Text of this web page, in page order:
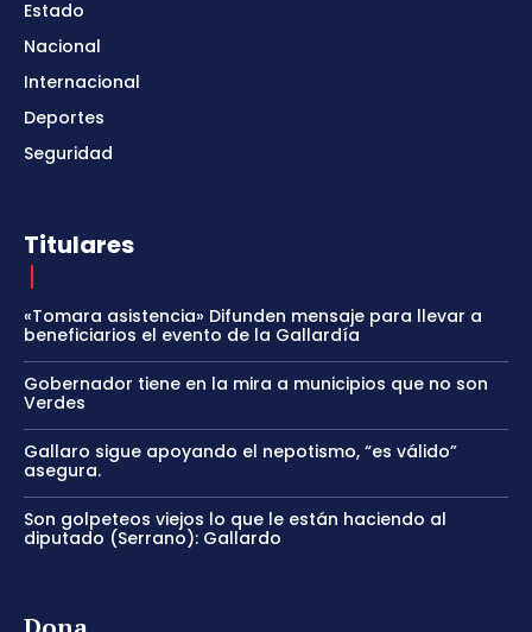
Estado
Nacional
Internacional
Deportes
Seguridad
Titulares
«Tomara asistencia» Difunden mensaje para llevar a
beneficiarios el evento de la Gallardía
Gobernador tiene en la mira a municipios que no son
Verdes
Gallaro sigue apoyando el nepotismo, “es válido”
asegura.
Son golpeteos viejos lo que le están haciendo al
diputado (Serrano): Gallardo